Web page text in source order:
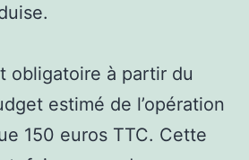
obligatoire à partir du
estimé de l’opération
150 euros TTC. Cette